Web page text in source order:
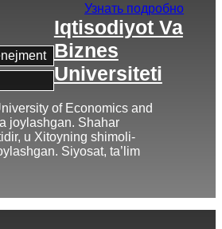
Узнать подробно
Iqtisodiyot Va
Biznes
Universiteti
of Economics and
joylashgan. Shahar
u Xitoyning shimoli-
Siyosat, ta’lim